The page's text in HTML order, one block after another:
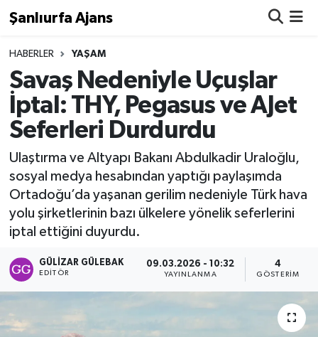
Şanlıurfa Ajans
HABERLER YAŞAM
Savaş Nedeniyle Uçuşlar
İptal: THY, Pegasus ve AJet
Seferleri Durdurdu
Ulaştırma ve Altyapı Bakanı Abdulkadir Uraloğlu,
sosyal medya hesabından yaptığı paylaşımda
Ortadoğu’da yaşanan gerilim nedeniyle Türk hava
yolu şirketlerinin bazı ülkelere yönelik seferlerini
iptal ettiğini duyurdu.
GÜLIZAR GÜLEBAK
EDITÖR
09.03.2026 - 10:32
YAYINLANMA
4
GÖSTERIM
Nöbetçi Eczaneler
Hava Durumu
Namaz Vakitleri
Trafik Durumu
Süper Lig Puan Durumu ve Fikstür
Tüm Manşetler
Son Dakika Haberleri
Haber Arşivi